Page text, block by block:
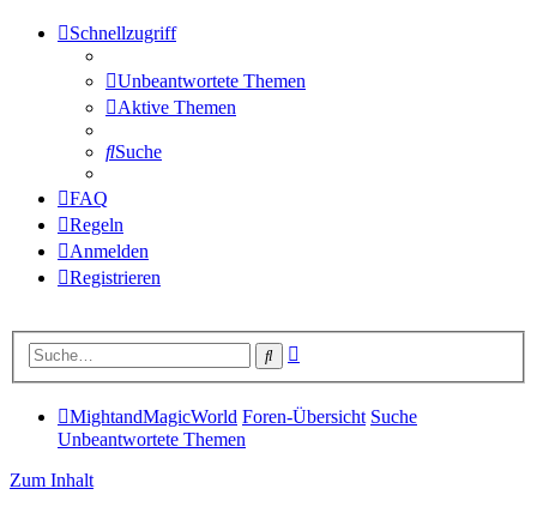
Schnellzugriff
Unbeantwortete Themen
Aktive Themen
Suche
FAQ
Regeln
Anmelden
Registrieren
Suche
MightandMagicWorld Foren-Übersicht Suche
Unbeantwortete Themen
Zum Inhalt